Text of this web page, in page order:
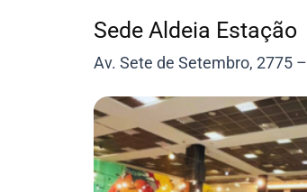
Sede Aldeia Estação
Av. Sete de Setembro, 2775